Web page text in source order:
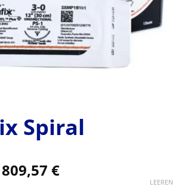
Spiral
809,57 €Preisspanne:
LEEREN